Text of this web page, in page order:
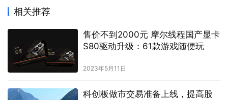
相关推荐
售价不到2000元 摩尔线程国产显卡
S80驱动升级：61款游戏随便玩
2023年5月11日
科创板做市交易准备上线，提高股